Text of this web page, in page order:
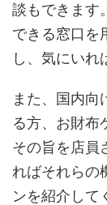
談もできます
できる窓口を
し、気にいれ
また、国内向
る方、お財布
その旨を店員
ればそれらの
ンを紹介して